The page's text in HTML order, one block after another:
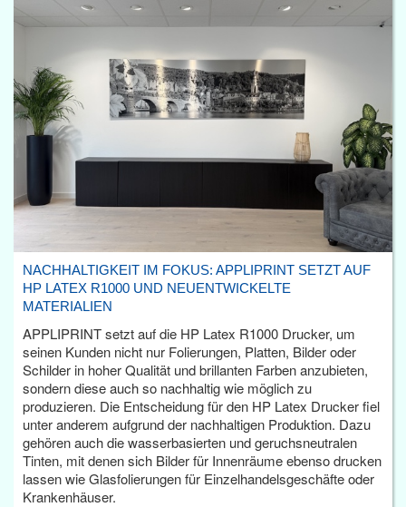
NACHHALTIGKEIT IM FOKUS: APPLIPRINT SETZT AUF
HP LATEX R1000 UND NEUENTWICKELTE
MATERIALIEN
APPLIPRINT setzt auf die HP Latex R1000 Drucker, um
seinen Kunden nicht nur Folierungen, Platten, Bilder oder
Schilder in hoher Qualität und brillanten Farben anzubieten,
sondern diese auch so nachhaltig wie möglich zu
produzieren. Die Entscheidung für den HP Latex Drucker fiel
unter anderem aufgrund der nachhaltigen Produktion. Dazu
gehören auch die wasserbasierten und geruchsneutralen
Tinten, mit denen sich Bilder für Innenräume ebenso drucken
lassen wie Glasfolierungen für Einzelhandelsgeschäfte oder
Krankenhäuser.